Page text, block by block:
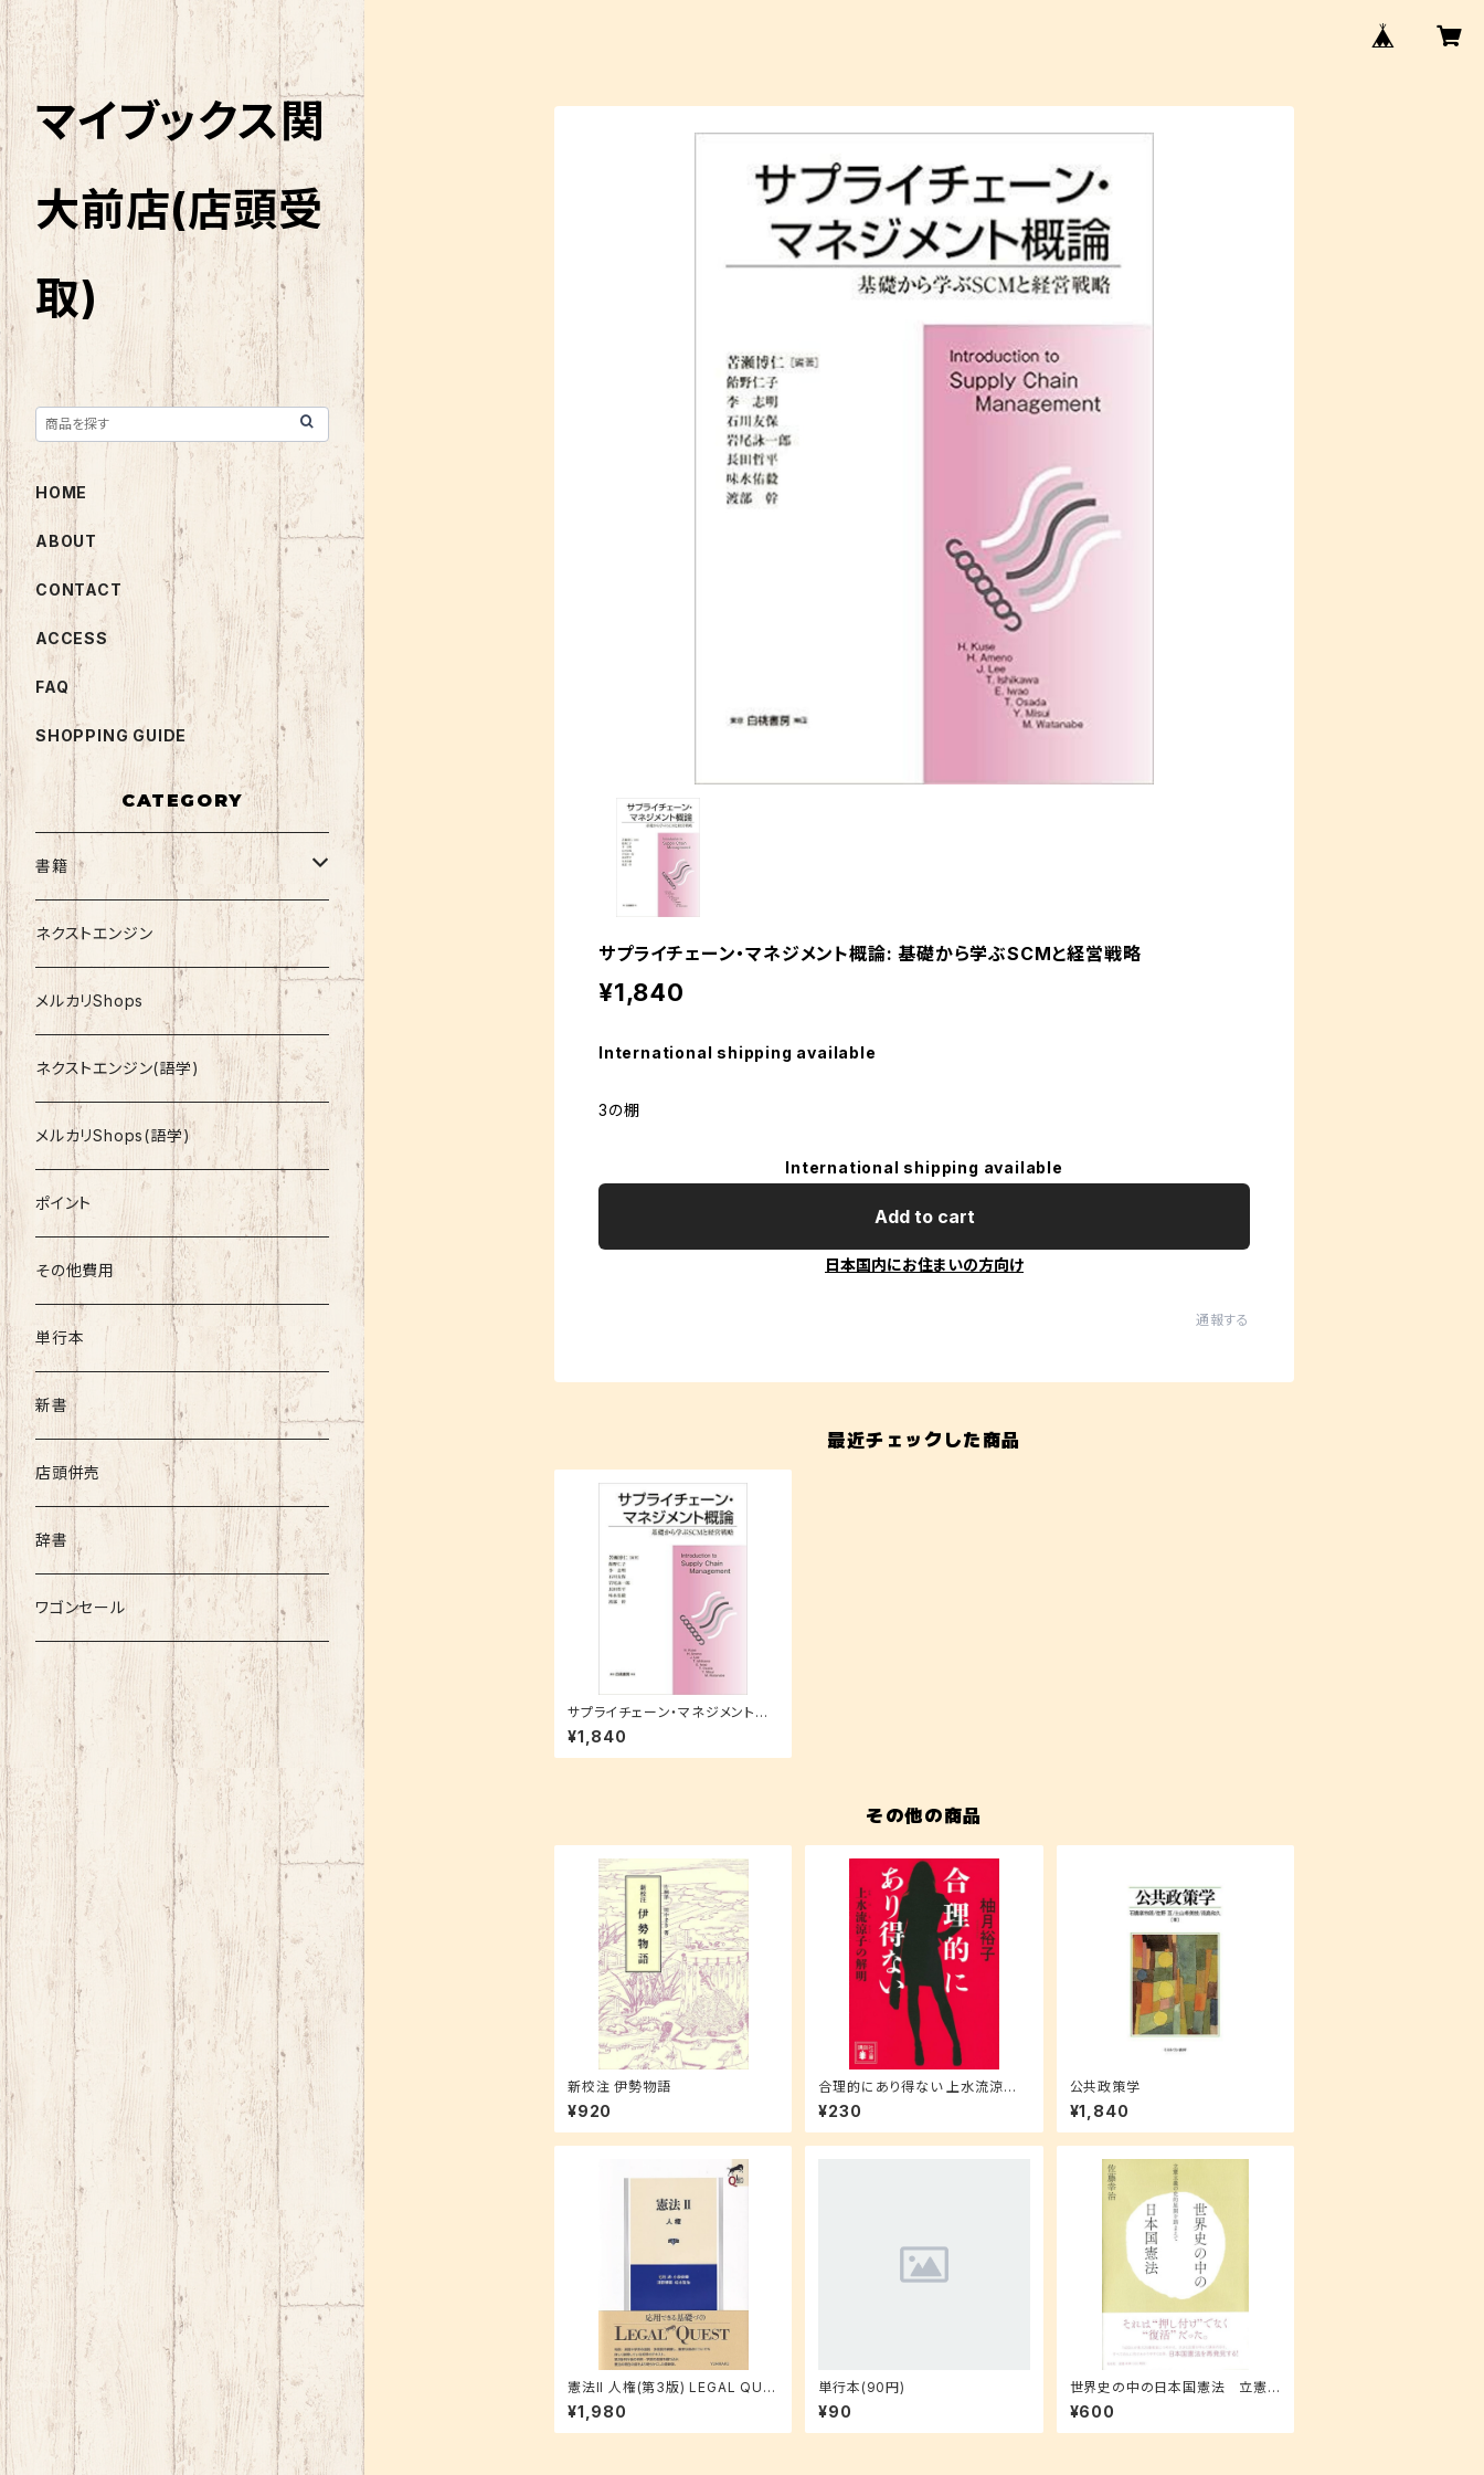
サプライチェーン・マネジメント概論: 基礎から学ぶSCMと経営戦略
¥1,840
International shipping available
3の棚
International shipping available
Add to cart
日本国内にお住まいの方向け
通報する
最近チェックした商品
サプライチェーン・マネジメント概
論: 基礎から学ぶSCMと経営戦略
¥1,840
その他の商品
新校注 伊勢物語
¥920
合理的にあり得ない 上水流涼子
の解明 (講談社文庫 ゆ 9-1)
¥230
公共政策学
¥1,840
憲法II 人権(第3版) LEGAL QUE
ST
¥1,980
単行本(90円)
¥90
世界史の中の日本国憲法 立憲
主義の史的展開を踏まえて
¥600
マイブックス関
大前店(店頭受
取)
HOME
ABOUT
CONTACT
ACCESS
FAQ
SHOPPING GUIDE
CATEGORY
書籍
関西大学テキスト
就活
資格
コミック
文庫
その他書籍
書籍以外
ネクストエンジン
メルカリShops
ネクストエンジン(語学)
メルカリShops(語学)
ポイント
その他費用
単行本
新書
店頭併売
辞書
ワゴンセール